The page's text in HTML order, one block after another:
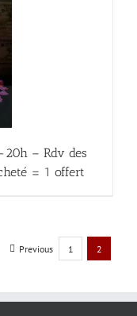
20h – Rdv des
= 1 offert
Previous 1 2